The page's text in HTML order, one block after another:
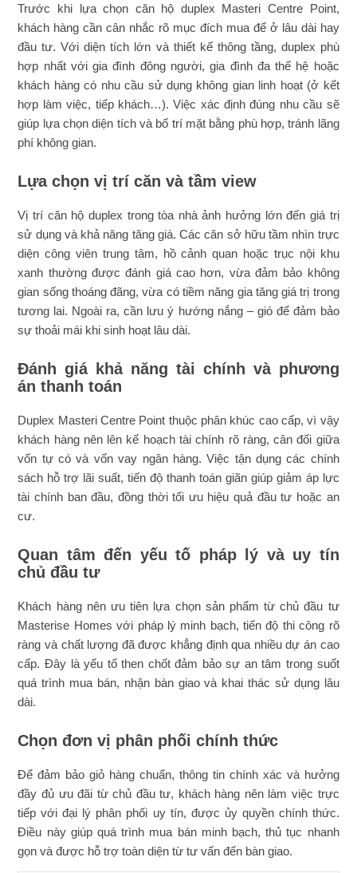
Trước khi lựa chọn căn hộ duplex Masteri Centre Point,
khách hàng cần cân nhắc rõ mục đích mua để ở lâu dài hay
đầu tư. Với diện tích lớn và thiết kế thông tầng, duplex phù
hợp nhất với gia đình đông người, gia đình đa thế hệ hoặc
khách hàng có nhu cầu sử dụng không gian linh hoạt (ở kết
hợp làm việc, tiếp khách…). Việc xác định đúng nhu cầu sẽ
giúp lựa chọn diện tích và bố trí mặt bằng phù hợp, tránh lãng
phí không gian.
Lựa chọn vị trí căn và tầm view
Vị trí căn hộ duplex trong tòa nhà ảnh hưởng lớn đến giá trị
sử dụng và khả năng tăng giá. Các căn sở hữu tầm nhìn trực
diện công viên trung tâm, hồ cảnh quan hoặc trục nội khu
xanh thường được đánh giá cao hơn, vừa đảm bảo không
gian sống thoáng đãng, vừa có tiềm năng gia tăng giá trị trong
tương lai. Ngoài ra, cần lưu ý hướng nắng – gió để đảm bảo
sự thoải mái khi sinh hoạt lâu dài.
Đánh giá khả năng tài chính và phương
án thanh toán
Duplex Masteri Centre Point thuộc phân khúc cao cấp, vì vậy
khách hàng nên lên kế hoạch tài chính rõ ràng, cân đối giữa
vốn tự có và vốn vay ngân hàng. Việc tận dụng các chính
sách hỗ trợ lãi suất, tiến độ thanh toán giãn giúp giảm áp lực
tài chính ban đầu, đồng thời tối ưu hiệu quả đầu tư hoặc an
cư.
Quan tâm đến yếu tố pháp lý và uy tín
chủ đầu tư
Khách hàng nên ưu tiên lựa chọn sản phẩm từ chủ đầu tư
Masterise Homes với pháp lý minh bạch, tiến độ thi công rõ
ràng và chất lượng đã được khẳng định qua nhiều dự án cao
cấp. Đây là yếu tố then chốt đảm bảo sự an tâm trong suốt
quá trình mua bán, nhận bàn giao và khai thác sử dụng lâu
dài.
Chọn đơn vị phân phối chính thức
Để đảm bảo giỏ hàng chuẩn, thông tin chính xác và hưởng
đầy đủ ưu đãi từ chủ đầu tư, khách hàng nên làm việc trực
tiếp với đại lý phân phối uy tín, được ủy quyền chính thức.
Điều này giúp quá trình mua bán minh bạch, thủ tục nhanh
gọn và được hỗ trợ toàn diện từ tư vấn đến bàn giao.